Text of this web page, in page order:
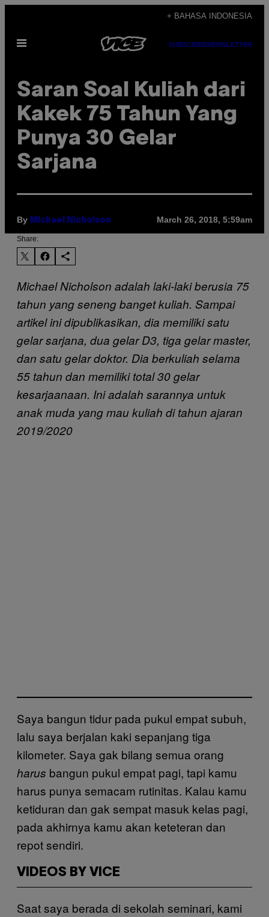
content
+ BAHASA INDONESIA
Open
SUBSCRIBENEWSLETTER
Saran Soal Kuliah dari
Kakek 75 Tahun Yang
Punya 30 Gelar
Sarjana
By Michael Nicholson March 26, 2018, 5:59am
Share:
Michael Nicholson adalah laki-laki berusia 75
tahun yang seneng banget kuliah. Sampai
artikel ini dipublikasikan, dia memiliki satu
gelar sarjana, dua gelar D3, tiga gelar master,
dan satu gelar doktor. Dia berkuliah selama
55 tahun dan memiliki total 30 gelar
kesarjaanaan. Ini adalah sarannya untuk
anak muda yang mau kuliah di tahun ajaran
2019/2020
Saya bangun tidur pada pukul empat subuh,
lalu saya berjalan kaki sepanjang tiga
kilometer. Saya gak bilang semua orang
harus bangun pukul empat pagi, tapi kamu
harus punya semacam rutinitas. Kalau kamu
ketiduran dan gak sempat masuk kelas pagi,
pada akhirnya kamu akan keteteran dan
repot sendiri.
VIDEOS BY VICE
Saat saya berada di sekolah seminari, kami